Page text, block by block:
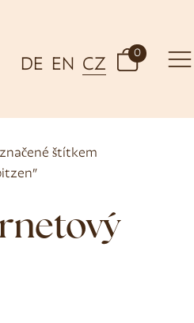
DE EN CZ
0
štítkem